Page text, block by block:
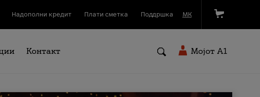
Надополни кредит Плати сметка Поддршка МК
Контакт Мојот A1